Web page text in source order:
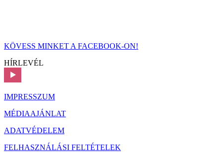
KÖVESS MINKET A FACEBOOK-ON!
HÍRLEVÉL
IMPRESSZUM
MÉDIAAJÁNLAT
ADATVÉDELEM
FELHASZNÁLÁSI FELTÉTELEK